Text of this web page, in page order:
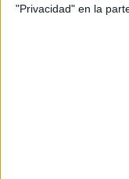
"Privacidad" en la
ImprimirEnvia PDF